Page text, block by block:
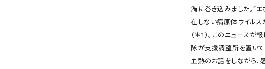
渦に巻き込みました。“
在しない病原体ウイル
（＊1）。このニュース
隊が支援調整所を置いて
血熱のお話をしながら、